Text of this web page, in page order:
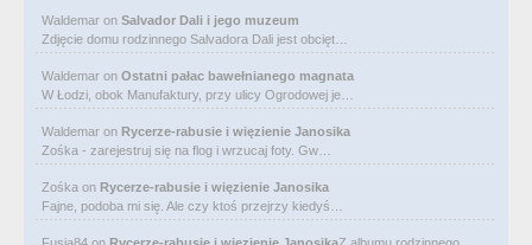
Waldemar on Salvador Dali i jego muzeum
Zdjęcie domu rodzinnego Salvadora Dali jest obcięt…
Waldemar on Ostatni pałac bawełnianego magnata
W Łodzi, obok Manufaktury, przy ulicy Ogrodowej je…
Waldemar on Rycerze-rabusie i więzienie Janosika
Zośka - zarejestruj się na flog i wrzucaj foty. Gw…
Zośka on Rycerze-rabusie i więzienie Janosika
Fajne, podoba mi się. Ale czy ktoś przejrzy kiedyś…